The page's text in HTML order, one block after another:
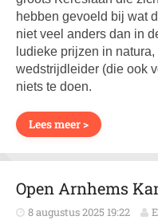
hebben gevoeld bij wat
niet veel anders dan in
ludieke prijzen in
wedstrijdleider (die ook
niets te doen.
Lees meer >
Open Arnhems
8 augustus 2025 19:22